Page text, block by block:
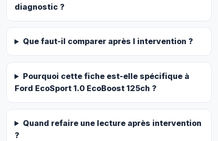
diagnostic ?
Que faut-il comparer après l intervention ?
Pourquoi cette fiche est-elle spécifique à
Ford EcoSport 1.0 EcoBoost 125ch ?
Quand refaire une lecture après intervention
?